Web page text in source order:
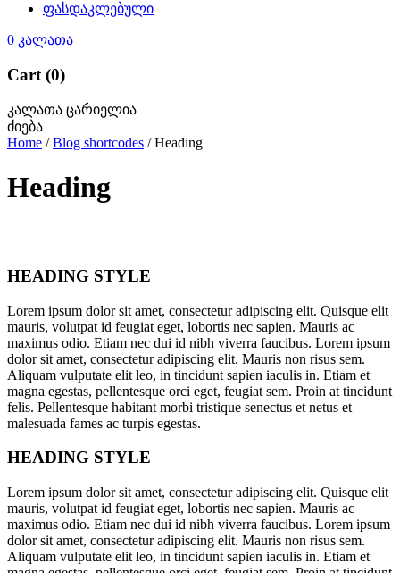
ფასდაკლებული
0 კალათა
Cart (0)
კალათა ცარიელია
ძიება
Home / Blog shortcodes / Heading
Heading
HEADING STYLE
Lorem ipsum dolor sit amet, consectetur adipiscing elit. Quisque elit
mauris, volutpat id feugiat eget, lobortis nec sapien. Mauris ac
maximus odio. Etiam nec dui id nibh viverra faucibus. Lorem ipsum
dolor sit amet, consectetur adipiscing elit. Mauris non risus sem.
Aliquam vulputate elit leo, in tincidunt sapien iaculis in. Etiam et
magna egestas, pellentesque orci eget, feugiat sem. Proin at tincidunt
felis. Pellentesque habitant morbi tristique senectus et netus et
malesuada fames ac turpis egestas.
HEADING STYLE
Lorem ipsum dolor sit amet, consectetur adipiscing elit. Quisque elit
mauris, volutpat id feugiat eget, lobortis nec sapien. Mauris ac
maximus odio. Etiam nec dui id nibh viverra faucibus. Lorem ipsum
dolor sit amet, consectetur adipiscing elit. Mauris non risus sem.
Aliquam vulputate elit leo, in tincidunt sapien iaculis in. Etiam et